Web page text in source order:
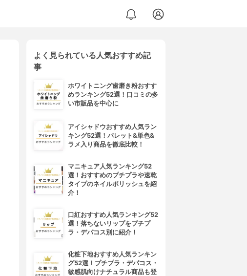
よく見られている人気おすすめ記
事
ホワイトニング歯磨き粉おすす
めランキング52選！口コミの多
い市販品を中心に
アイシャドウおすすめ人気ラン
キング52選！パレット&単色&
ラメ入り商品を徹底比較！
マニキュア人気ランキング52
選！おすすめのプチプラや速乾
タイプのネイルポリッシュを紹
介！
口紅おすすめ人気ランキング52
選！落ちないリップをプチプ
ラ・デパコス別に紹介！
化粧下地おすすめ人気ランキン
グ52選！プチプラ・デパコス・
敏感肌向けナチュラル商品も登